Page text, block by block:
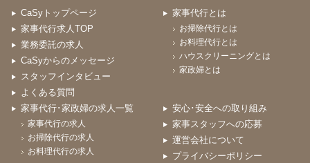
CaSyトップページ
家事代行求人TOP
業務委託の求人
CaSyからのメッセージ
スタッフインタビュー
よくある質問
家事代行とは
お掃除代行とは
お料理代行とは
ハウスクリーニングとは
家政婦とは
家事代行･家政婦の求人一覧
家事代行の求人
お掃除代行の求人
お料理代行の求人
安心･安全への取り組み
家事スタッフへの応募
運営会社について
プライバシーポリシー